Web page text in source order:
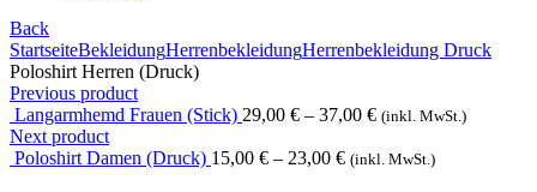
Back
StartseiteBekleidungHerrenbekleidungHerrenbekleidung Druck
Poloshirt Herren (Druck)
Previous product
Langarmhemd Frauen (Stick) 29,00 € – 37,00 € (inkl. MwSt.)
Next product
Poloshirt Damen (Druck) 15,00 € – 23,00 € (inkl. MwSt.)